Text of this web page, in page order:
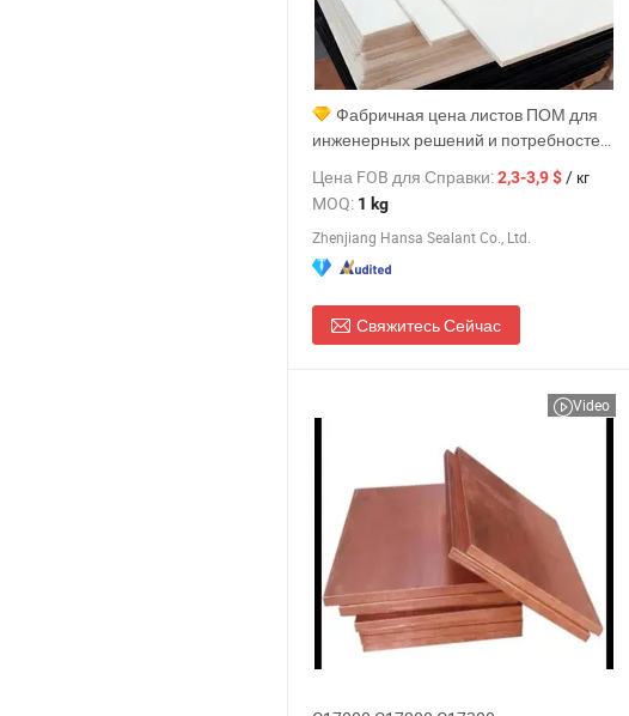
Фабричная цена листов ПОМ для
инженерных решений и потребностей
Цена FOB для Справки:2,3-3,9 $/ кг
MOQ: 1 kg
Zhenjiang Hansa Sealant Co., Ltd.
Свяжитесь Сейчас
Video